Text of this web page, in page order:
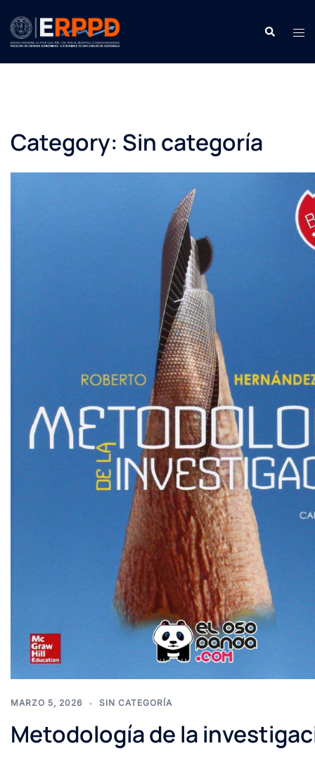
contenido
Buscar:
Category: Sin categoría
MARZO 5, 2026 SIN CATEGORÍA
Metodología de la